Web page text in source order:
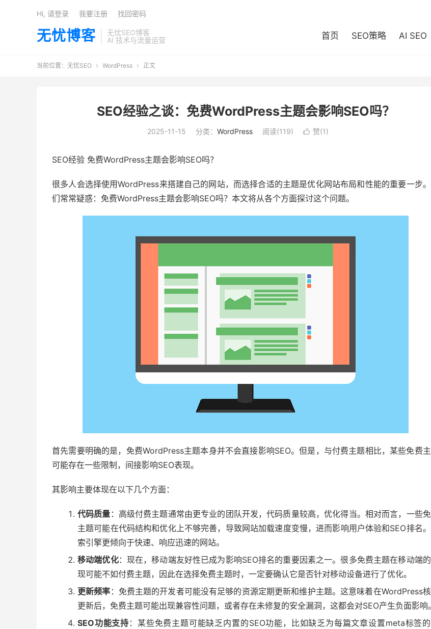
无忧博客
无忧SEO博客
AI 技术与流量运营
首页 SEO策略 AI SEO
Hi, 请登录 我要注册 找回密码
当前位置： 无忧SEO  WordPress  正文
SEO经验之谈：免费WordPress主题会影响SEO吗？
2025-11-15 分类： WordPress 阅读(119)  赞(1)
SEO经验 免费WordPress主题会影响SEO吗？
很多人会选择使用WordPress来搭建自己的网站，而选择合适的主题是优化网站布局和性能的重要一步
们常常疑惑：免费WordPress主题会影响SEO吗？本文将从各个方面探讨这个问题。
首先需要明确的是，免费WordPress主题本身并不会直接影响SEO。但是，与付费主题相比，某些免费
可能存在一些限制，间接影响SEO表现。
其影响主要体现在以下几个方面：
代码质量 ：高级付费主题通常由更专业的团队开发，代码质量较高，优化得当。相对而言，一些
主题可能在代码结构和优化上不够完善，导致网站加载速度变慢，进而影响用户体验和SEO排名
索引擎更倾向于快速、响应迅速的网站。
移动端优化：现在，移动端友好性已成为影响SEO排名的重要因素之一。很多免费主题在移动端
现可能不如付费主题，因此在选择免费主题时，一定要确认它是否针对移动设备进行了优化。
更新频率 ：免费主题的开发者可能没有足够的资源定期更新和维护主题。这意味着在WordPress
更新后，免费主题可能出现兼容性问题，或者存在未修复的安全漏洞，这都会对SEO产生负面影响。
SEO功能支持 ：某些免费主题可能缺乏内置的SEO功能，比如缺乏为每篇文章设置meta标签